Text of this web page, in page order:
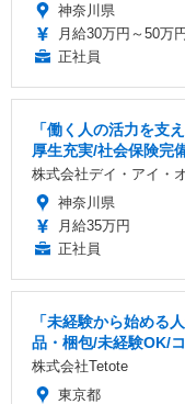
神奈川県
月給30万円～50万
正社員
「働く人の活力を支
厚生充実/社会保険完
株式会社デイ・アイ・
神奈川県
月給35万円
正社員
「未経験から始める
品・梱包/未経験OK/
株式会社Tetote
東京都